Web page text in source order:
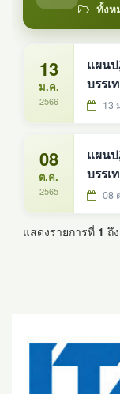
ทั้งห
13
ม.ค.
2566
แผน
บรร
13
08
ต.ค.
2565
แผน
บรรเ
08
แสดงรายการที่ 1 ถึง